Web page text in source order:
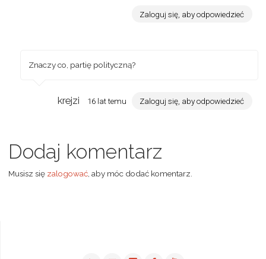
Zaloguj się, aby odpowiedzieć
Znaczy co, partię polityczną?
krejzi 16 lat temu Zaloguj się, aby odpowiedzieć
Dodaj komentarz
Musisz się zalogować, aby móc dodać komentarz.